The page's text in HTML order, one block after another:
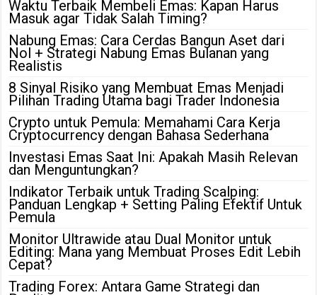
Waktu Terbaik Membeli Emas: Kapan Harus
Masuk agar Tidak Salah Timing?
Nabung Emas: Cara Cerdas Bangun Aset dari
Nol + Strategi Nabung Emas Bulanan yang
Realistis
8 Sinyal Risiko yang Membuat Emas Menjadi
Pilihan Trading Utama bagi Trader Indonesia
Crypto untuk Pemula: Memahami Cara Kerja
Cryptocurrency dengan Bahasa Sederhana
Investasi Emas Saat Ini: Apakah Masih Relevan
dan Menguntungkan?
Indikator Terbaik untuk Trading Scalping:
Panduan Lengkap + Setting Paling Efektif Untuk
Pemula
Monitor Ultrawide atau Dual Monitor untuk
Editing: Mana yang Membuat Proses Edit Lebih
Cepat?
Trading Forex: Antara Game Strategi dan